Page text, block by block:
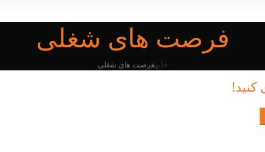
فرصت های شغلی
خانهفرصت های شغلی
کنید!